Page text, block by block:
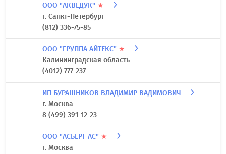
ООО "АКВЕДУК" ★
г. Санкт-Петербург
(812) 336-75-85
ООО "ГРУППА АЙТЕКС" ★
Калининградская область
(4012) 777-237
ИП БУРАШНИКОВ ВЛАДИМИР ВАДИМОВИЧ
г. Москва
8 (499) 391-12-23
ООО "АСБЕРГ АС" ★
г. Москва